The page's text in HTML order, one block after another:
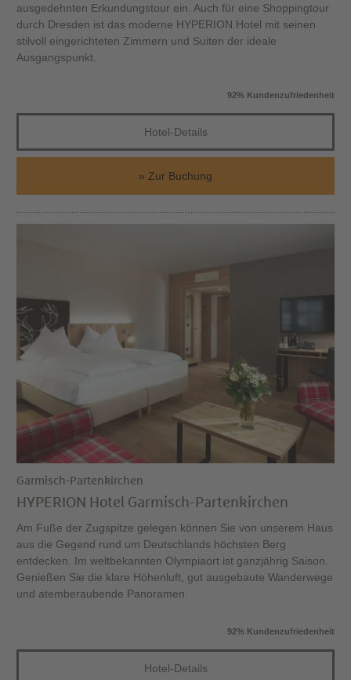
ausgedehnten Erkundungstour ein. Auch für eine Shoppingtour
durch Dresden ist das moderne HYPERION Hotel mit seinen
stilvoll eingerichteten Zimmern und Suiten der ideale
Ausgangspunkt.
92% Kundenzufriedenheit
Hotel-Details
Zur Buchung
Garmisch-Partenkirchen
HYPERION Hotel Garmisch-Partenkirchen
Am Fuße der Zugspitze gelegen können Sie von unserem Haus
aus die Gegend rund um Deutschlands höchsten Berg
entdecken. Im weltbekannten Olympiaort ist ganzjährig Saison.
Genießen Sie die klare Höhenluft, gut ausgebaute Wanderwege
und atemberaubende Panoramen.
92% Kundenzufriedenheit
Hotel-Details